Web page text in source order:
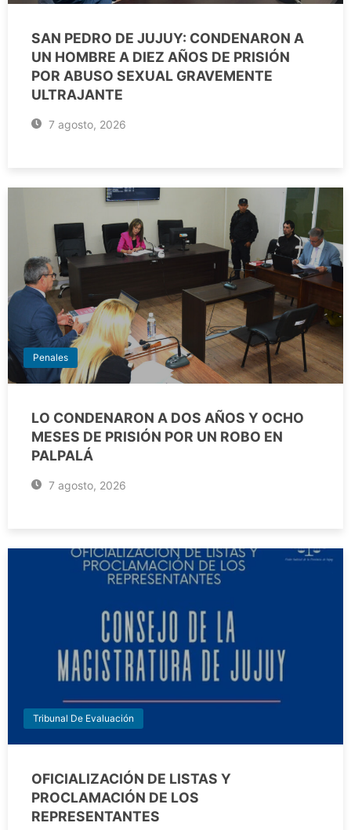
SAN PEDRO DE JUJUY: CONDENARON A
UN HOMBRE A DIEZ AÑOS DE PRISIÓN
POR ABUSO SEXUAL GRAVEMENTE
ULTRAJANTE
7 agosto, 2026
Penales
LO CONDENARON A DOS AÑOS Y OCHO
MESES DE PRISIÓN POR UN ROBO EN
PALPALÁ
7 agosto, 2026
Tribunal De Evaluación
OFICIALIZACIÓN DE LISTAS Y
PROCLAMACIÓN DE LOS
REPRESENTANTES